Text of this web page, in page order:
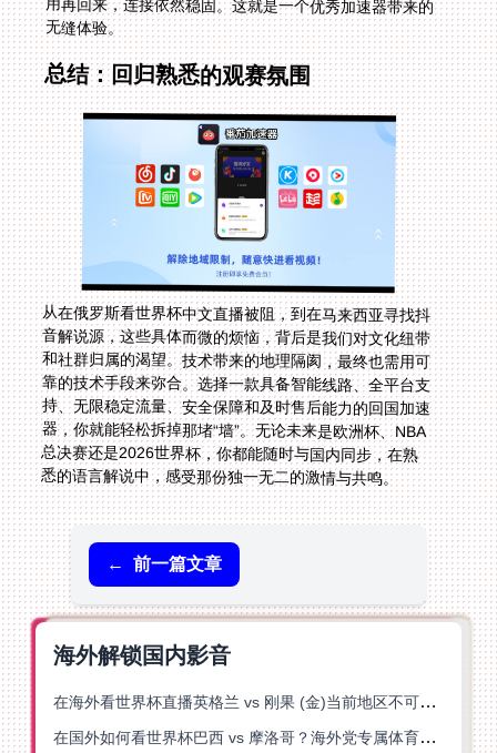
无缝体验。
总结：回归熟悉的观赛氛围
从在俄罗斯看世界杯中文直播被阻，到在马来西亚寻找抖
音解说源，这些具体而微的烦恼，背后是我们对文化纽带
和社群归属的渴望。技术带来的地理隔阂，最终也需用可
靠的技术手段来弥合。选择一款具备智能线路、全平台支
持、无限稳定流量、安全保障和及时售后能力的回国加速
器，你就能轻松拆掉那堵“墙”。无论未来是欧洲杯、NBA
总决赛还是2026世界杯，你都能随时与国内同步，在熟
悉的语言解说中，感受那份独一无二的激情与共鸣。
← 前一篇文章
海外解锁国内影音
在海外看世界杯直播英格兰 vs 刚果 (金)当前地区不可播放？这篇指南帮你突破所有限制
在国外如何看世界杯巴西 vs 摩洛哥？海外党专属体育观赛指南来了